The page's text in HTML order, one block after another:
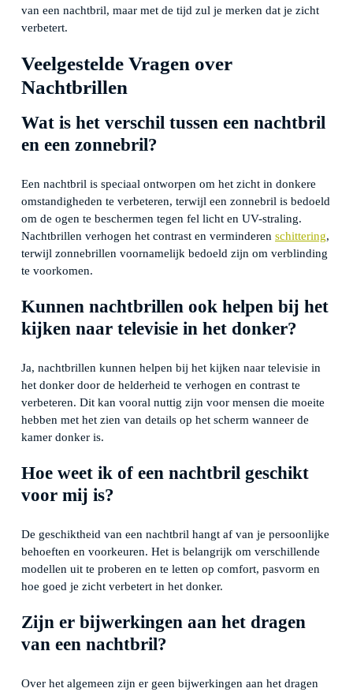
van een nachtbril, maar met de tijd zul je merken dat je zicht
verbetert.
Veelgestelde Vragen over
Nachtbrillen
Wat is het verschil tussen een nachtbril
en een zonnebril?
Een nachtbril is speciaal ontworpen om het zicht in donkere
omstandigheden te verbeteren, terwijl een zonnebril is bedoeld
om de ogen te beschermen tegen fel licht en UV-straling.
Nachtbrillen verhogen het contrast en verminderen schittering,
terwijl zonnebrillen voornamelijk bedoeld zijn om verblinding
te voorkomen.
Kunnen nachtbrillen ook helpen bij het
kijken naar televisie in het donker?
Ja, nachtbrillen kunnen helpen bij het kijken naar televisie in
het donker door de helderheid te verhogen en contrast te
verbeteren. Dit kan vooral nuttig zijn voor mensen die moeite
hebben met het zien van details op het scherm wanneer de
kamer donker is.
Hoe weet ik of een nachtbril geschikt
voor mij is?
De geschiktheid van een nachtbril hangt af van je persoonlijke
behoeften en voorkeuren. Het is belangrijk om verschillende
modellen uit te proberen en te letten op comfort, pasvorm en
hoe goed je zicht verbetert in het donker.
Zijn er bijwerkingen aan het dragen
van een nachtbril?
Over het algemeen zijn er geen bijwerkingen aan het dragen